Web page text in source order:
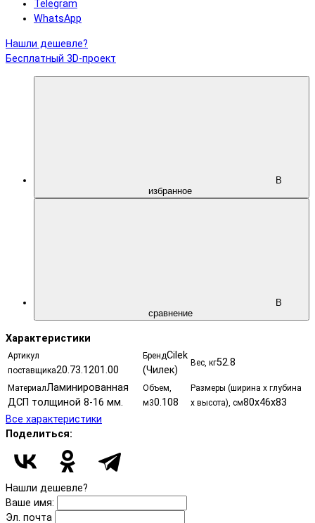
Telegram
WhatsApp
Нашли дешевле?
Бесплатный 3D-проект
В
избранное
В
сравнение
Характеристики
Артикул
поставщика20.73.1201.00
БрендCilek
(Чилек)
Вес, кг52.8
МатериалЛаминированная
ДСП толщиной 8-16 мм.
Объем,
м30.108
Размеры (ширина х глубина
х высота), см80х46х83
Все характеристики
Поделиться:
Нашли дешевле?
Ваше имя:
Эл. почта